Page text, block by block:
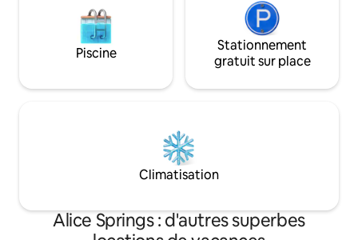
Piscine
Stationnement
gratuit sur place
Climatisation
Alice Springs : d'autres superbes